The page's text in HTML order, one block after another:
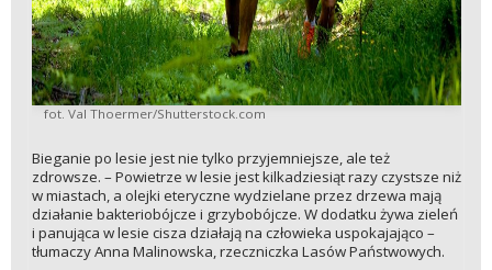
fot. Val Thoermer/Shutterstock.com
Bieganie po lesie jest nie tylko przyjemniejsze, ale też
zdrowsze. – Powietrze w lesie jest kilkadziesiąt razy czystsze niż
w miastach, a olejki eteryczne wydzielane przez drzewa mają
działanie bakteriobójcze i grzybobójcze. W dodatku żywa zieleń
i panująca w lesie cisza działają na człowieka uspokajająco –
tłumaczy Anna Malinowska, rzeczniczka Lasów Państwowych.